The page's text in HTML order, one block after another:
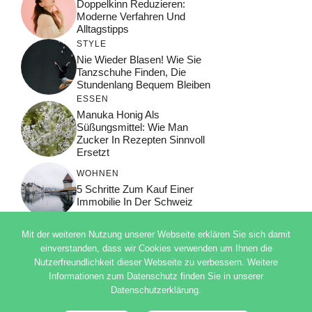
Doppelkinn Reduzieren:
Moderne Verfahren Und
Alltagstipps
STYLE
Nie Wieder Blasen! Wie Sie
Tanzschuhe Finden, Die
Stundenlang Bequem Bleiben
ESSEN
Manuka Honig Als
Süßungsmittel: Wie Man
Zucker In Rezepten Sinnvoll
Ersetzt
WOHNEN
5 Schritte Zum Kauf Einer
Immobilie In Der Schweiz
© 2026 ADSIMPLE
DATENSCHUTZERKLÄRUNG
Mit der weiteren Nutzung unserer Webseite erklären Sie sich damit
einverstanden, dass wir Cookies verwenden um Ihnen die
Nutzerfreundlichkeit dieser Webseite zu verbessern. Weitere
Informationen zum Datenschutz finden Sie in unserer
Datenschutzerklärung.